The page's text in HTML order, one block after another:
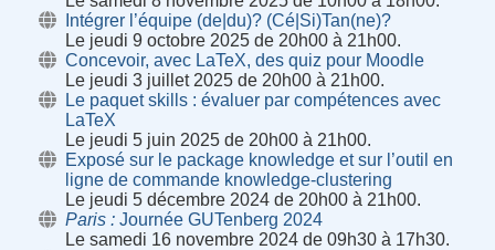
Intégrer l’équipe (de|du)? (Cé|Si)Tan(ne)?
Le jeudi 9 octobre 2025 de 20h00 à 21h00.
Concevoir, avec LaTeX, des quiz pour Moodle
Le jeudi 3 juillet 2025 de 20h00 à 21h00.
Le paquet skills : évaluer par compétences avec
LaTeX
Le jeudi 5 juin 2025 de 20h00 à 21h00.
Exposé sur le package knowledge et sur l’outil en
ligne de commande knowledge-clustering
Le jeudi 5 décembre 2024 de 20h00 à 21h00.
Paris
Journée GUTenberg 2024
Le samedi 16 novembre 2024 de 09h30 à 17h30.